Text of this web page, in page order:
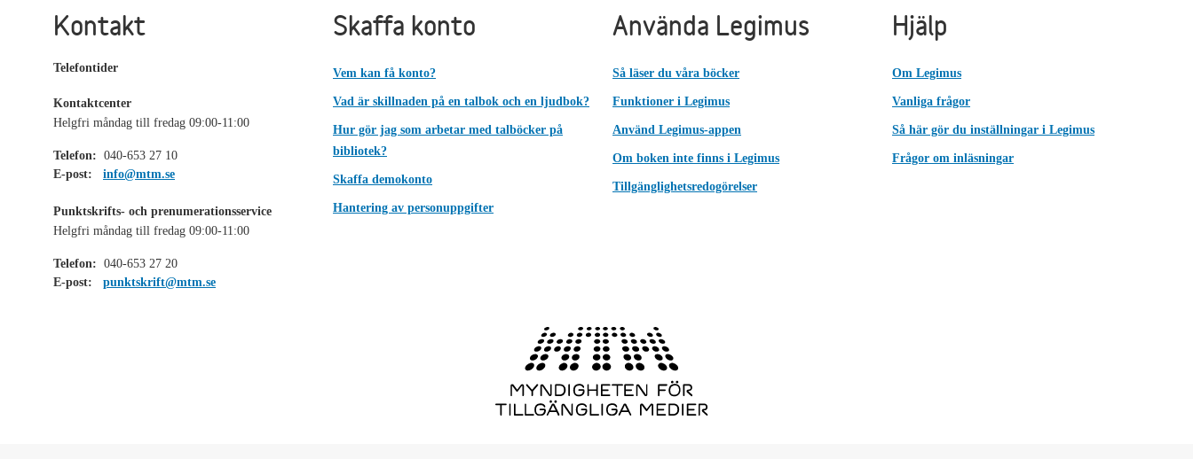
Kontakt
Telefontider
Kontaktcenter
Helgfri måndag till fredag 09:00-11:00
Telefon: 040-653 27 10
E-post:
info@mtm.se
Punktskrifts- och prenumerationsservice
Helgfri måndag till fredag 09:00-11:00
Telefon: 040-653 27 20
E-post:
punktskrift@mtm.se
Skaffa konto
Vem kan få konto?
Vad är skillnaden på en talbok och en ljudbok?
Hur gör jag som arbetar med talböcker på
bibliotek?
Skaffa demokonto
Hantering av personuppgifter
Använda Legimus
Så läser du våra böcker
Funktioner i Legimus
Använd Legimus-appen
Om boken inte finns i Legimus
Tillgänglighetsredogörelser
Hjälp
Om Legimus
Vanliga frågor
Så här gör du inställningar i Legimus
Frågor om inläsningar